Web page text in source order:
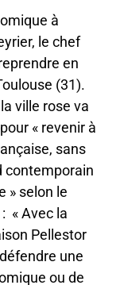
à
le chef
en
(31).
ville rose va
« revenir à
sans
contemporain
» selon le
« Avec la
Pellestor
une
ou de